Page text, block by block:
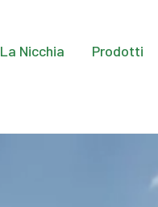
La Nicchia Prodotti